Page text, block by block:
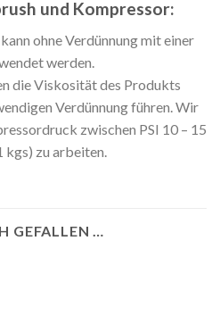
und Kompressor:
ohne Verdünnung mit einer
werden.
die Viskosität des Produkts
Verdünnung führen. Wir
zwischen PSI 10 – 15
kgs) zu arbeiten.
GEFALLEN …